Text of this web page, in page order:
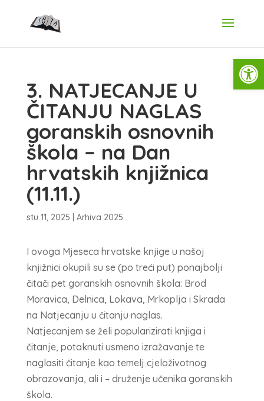
3. NATJECANJE U
ČITANJU NAGLAS
goranskih osnovnih
škola – na Dan
hrvatskih knjižnica
(11.11.)
stu 11, 2025 Arhiva 2025
I ovoga Mjeseca hrvatske knjige u našoj
knjižnici okupili su se (po treći put) ponajbolji
čitači pet goranskih osnovnih škola: Brod
Moravica, Delnica, Lokava, Mrkoplja i Skrada
na Natjecanju u čitanju naglas.
Natjecanjem se želi popularizirati knjiga i
čitanje, potaknuti usmeno izražavanje te
naglasiti čitanje kao temelj cjeloživotnog
obrazovanja, ali i – druženje učenika goranskih
škola.